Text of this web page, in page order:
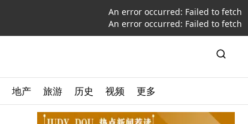
An error occurred: Failed to fetch
An error occurred: Failed to fetch
地产 旅游 历史 视频 更多